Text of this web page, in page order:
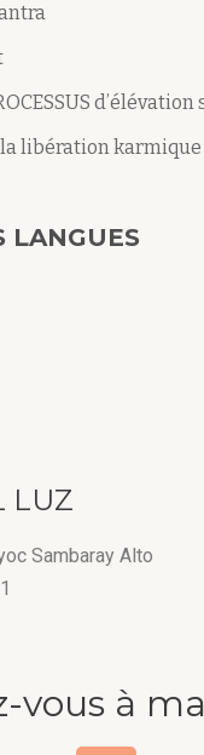
la libération karmique
LANGUES
LUZ
Sambaray Alto
vous à